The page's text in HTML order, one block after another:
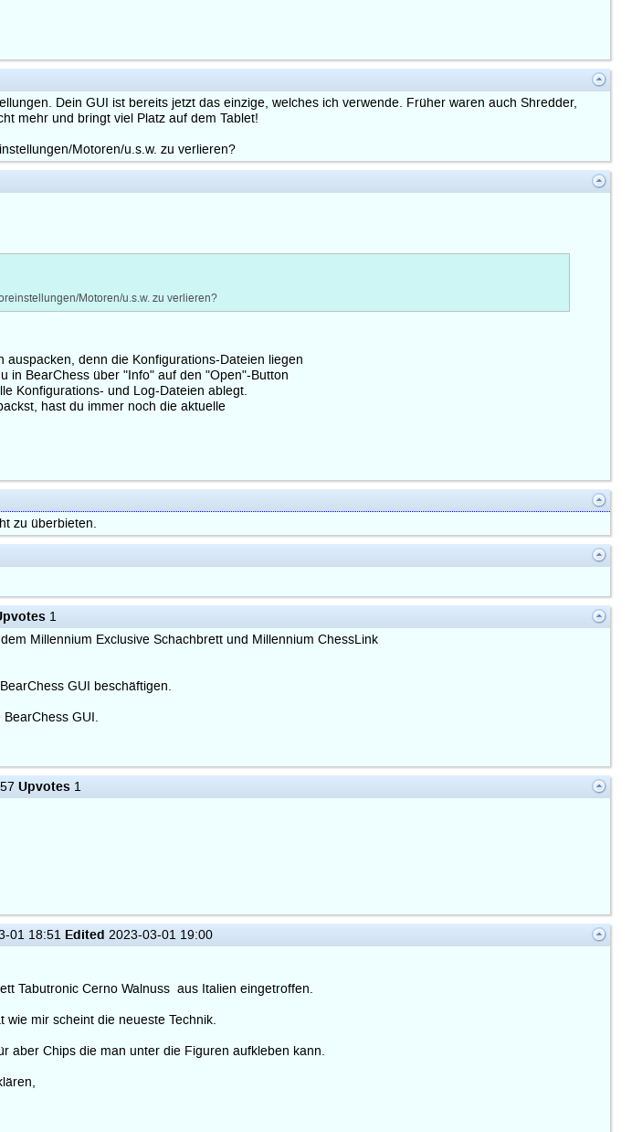
Dein GUI ist bereits jetzt das einzige, welches ich verwende. Früher waren auch Shredder,
mehr und bringt viel Platz auf dem Tablet!
Motoren/u.s.w. zu verlieren?
Motoren/u.s.w. zu verlieren?
denn die Konfigurations-Dateien liegen
in BearChess über "Info" auf den "Open"-Button
Konfigurations- und Log-Dateien ablegt.
hast du immer noch die aktuelle
zu überbieten.
1
Millennium Exclusive Schachbrett und Millennium ChessLink
GUI beschäftigen.
GUI.
Upvotes 1
01 18:51 Edited 2023-03-01 19:00
Tabutronic Cerno Walnuss aus Italien eingetroffen.
mir scheint die neueste Technik.
aber Chips die man unter die Figuren aufkleben kann.